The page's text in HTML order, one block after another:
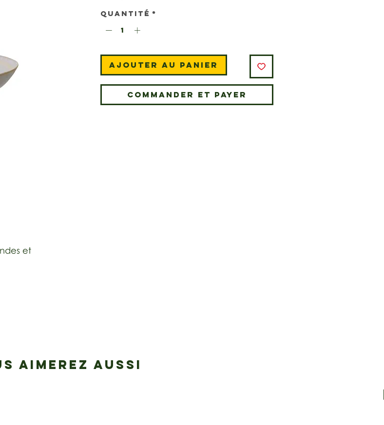
et
Quantité *
Ajouter au panier
Commander et payer
AIMEREZ AUSSI